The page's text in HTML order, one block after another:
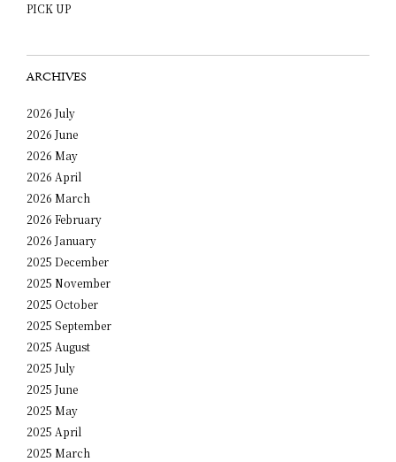
PICK UP
ARCHIVES
2026 July
2026 June
2026 May
2026 April
2026 March
2026 February
2026 January
2025 December
2025 November
2025 October
2025 September
2025 August
2025 July
2025 June
2025 May
2025 April
2025 March